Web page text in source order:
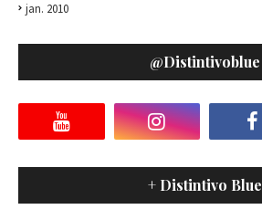
jan. 2010
@distintivoblue
+ Distintivo Blue